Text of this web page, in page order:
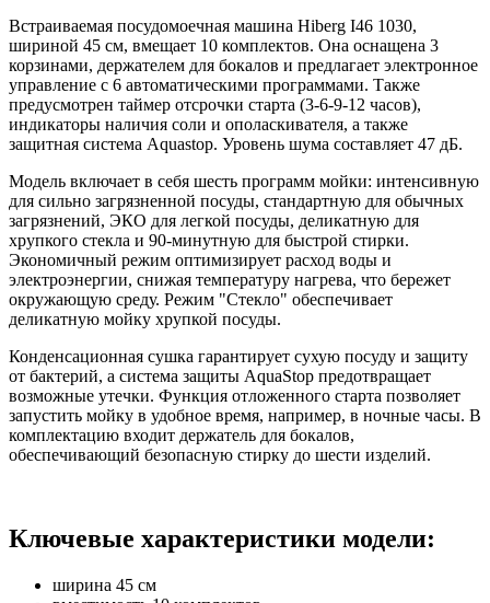
Встраиваемая посудомоечная машина Hiberg I46 1030,
шириной 45 см, вмещает 10 комплектов. Она оснащена 3
корзинами, держателем для бокалов и предлагает электронное
управление с 6 автоматическими программами. Также
предусмотрен таймер отсрочки старта (3-6-9-12 часов),
индикаторы наличия соли и ополаскивателя, а также
защитная система Aquastop. Уровень шума составляет 47 дБ.
Модель включает в себя шесть программ мойки: интенсивную
для сильно загрязненной посуды, стандартную для обычных
загрязнений, ЭКО для легкой посуды, деликатную для
хрупкого стекла и 90-минутную для быстрой стирки.
Экономичный режим оптимизирует расход воды и
электроэнергии, снижая температуру нагрева, что бережет
окружающую среду. Режим "Стекло" обеспечивает
деликатную мойку хрупкой посуды.
Конденсационная сушка гарантирует сухую посуду и защиту
от бактерий, а система защиты AquaStop предотвращает
возможные утечки. Функция отложенного старта позволяет
запустить мойку в удобное время, например, в ночные часы. В
комплектацию входит держатель для бокалов,
обеспечивающий безопасную стирку до шести изделий.
Ключевые характеристики модели:
ширина 45 см